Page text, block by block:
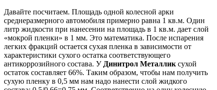
Давайте посчитаем. Площадь одной колесной арки
среднеразмерного автомобиля примерно равна 1 кв.м. Один
литр жидкости при нанесении на площадь в 1 кв.м. дает слой
«мокрой пленки» в 1 мм. Это математика. После испарения
легких фракций остается сухая пленка в зависимости от
характеристики сухого остатка соответствующего
антикоррозийного состава. У Динитрол Металлик сухой
остаток составляет 66%. Таким образом, чтобы нам получить
сухую пленку в 0,5 мм нам надо нанести слой жидкого